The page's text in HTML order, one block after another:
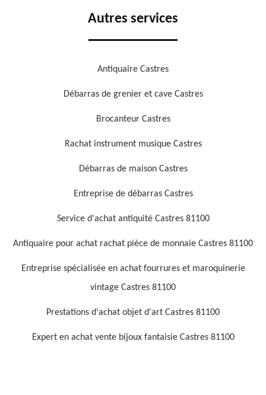
Autres services
Antiquaire Castres
Débarras de grenier et cave Castres
Brocanteur Castres
Rachat instrument musique Castres
Débarras de maison Castres
Entreprise de débarras Castres
Service d'achat antiquité Castres 81100
Antiquaire pour achat rachat pièce de monnaie Castres 81100
Entreprise spécialisée en achat fourrures et maroquinerie
vintage Castres 81100
Prestations d'achat objet d'art Castres 81100
Expert en achat vente bijoux fantaisie Castres 81100